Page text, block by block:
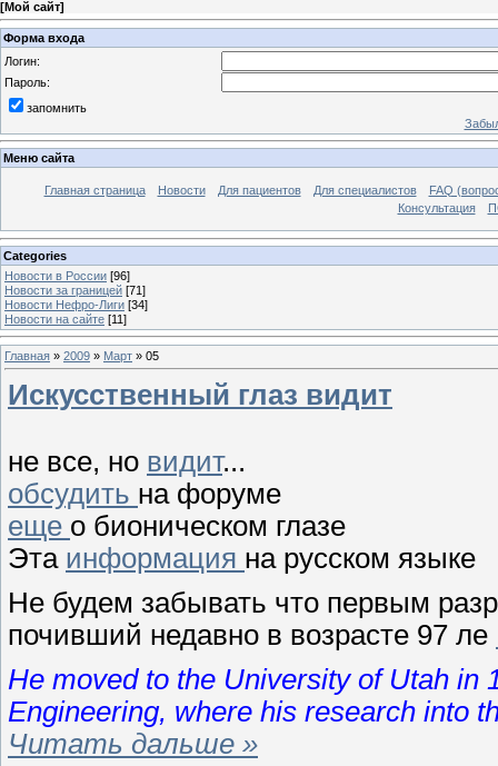
[Мой сайт]
Форма входа
Логин:
Пароль:
запомнить
Меню сайта
Главная страница Новости Для пациентов Для специалистов
FAQ
Консультация
Categories
Новости в России [96]
Новости за границей [71]
Новости Нефро-Лиги [34]
Новости на сайте [11]
Главная » 2009 » Март » 05
Искусственный глаз видит
не все, но видит...
обсудить на форуме
еще о бионическом глазе
Эта информация на русском языке
Не будем забывать что первым
почивший недавно в возрасте 97 ле
He moved to the University of Utah in
Engineering, where his research into
Читать дальше »